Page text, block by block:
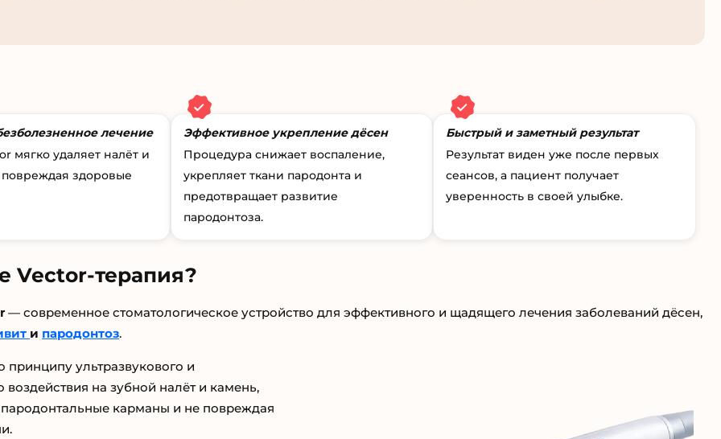
лечение
мягко удаляет налёт и
здоровые
Эффективное укрепление дёсен
Процедура снижает воспаление,
укрепляет ткани пародонта и
предотвращает развитие
пародонтоза.
Быстрый и заметный результат
Результат виден уже после первых
сеансов, а пациент получает
уверенность в своей улыбке.
Vector-терапия?
— современное стоматологическое устройство для эффективного и щадящего лечения заболеваний дёсен,
и пародонтоз.
принципу ультразвукового и
воздействия на зубной налёт и камень,
карманы и не повреждая